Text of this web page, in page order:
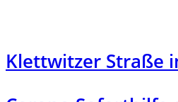
Klettwitzer Straße